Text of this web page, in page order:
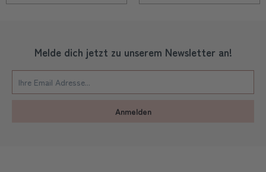
Melde dich jetzt zu unserem Newsletter an!
Anmelden